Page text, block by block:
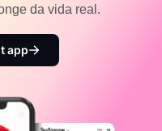
da vida real.
app